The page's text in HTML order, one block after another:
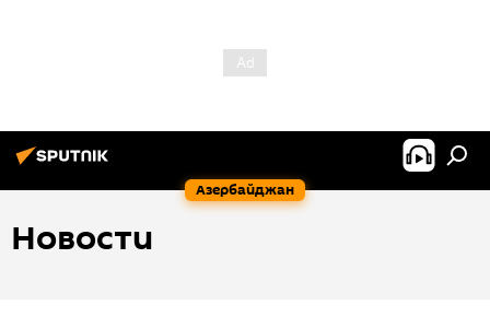
Азербайджан
Новости